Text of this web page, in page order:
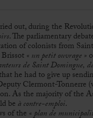
out, during the
. The parliamentary
of colonists from
« un petit ouvrage »
de Saint Domingue,
he had to give up
Clermont-Tonnerre
As the majority of the
be à contre-emploi.
of the « plan de